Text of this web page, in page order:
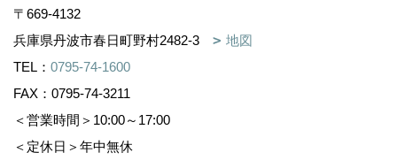
〒669-4132
兵庫県丹波市春日町野村2482-3
地図
TEL： 0795-74-1600
FAX：0795-74-3211
＜営業時間＞10:00～17:00
＜定休日＞年中無休